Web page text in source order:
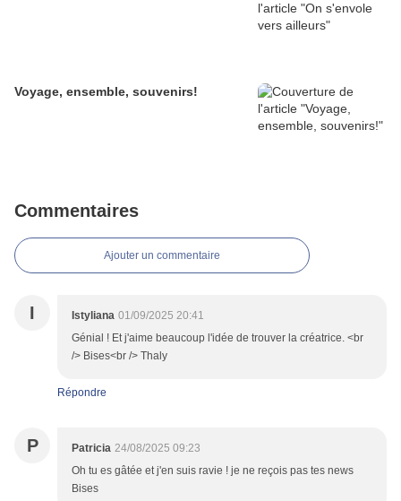
Voyage, ensemble, souvenirs!
Commentaires
Ajouter un commentaire
I Istyliana 01/09/2025 20:41
Génial ! Et j'aime beaucoup l'idée de trouver la créatrice. <br
/> Bises<br /> Thaly
Répondre
P Patricia 24/08/2025 09:23
Oh tu es gâtée et j'en suis ravie ! je ne reçois pas tes news
Bises